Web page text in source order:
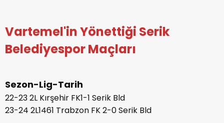
Vartemel'in Yönettiği Serik
Belediyespor Maçları
Sezon-Lig-Tarih
22-23 2L Kırşehir FK1-1 Serik Bld
23-24 2L1461 Trabzon FK 2-0 Serik Bld